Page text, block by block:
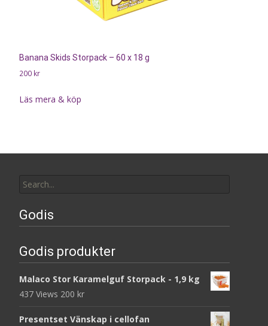
Banana Skids Storpack – 60 x 18 g
200 kr
Läs mera & köp
for:
Godis
Godis produkter
Malaco Stor Karamelguf Storpack - 1,9 kg
437 Views 200 kr
Presentset Vänskap i cellofan